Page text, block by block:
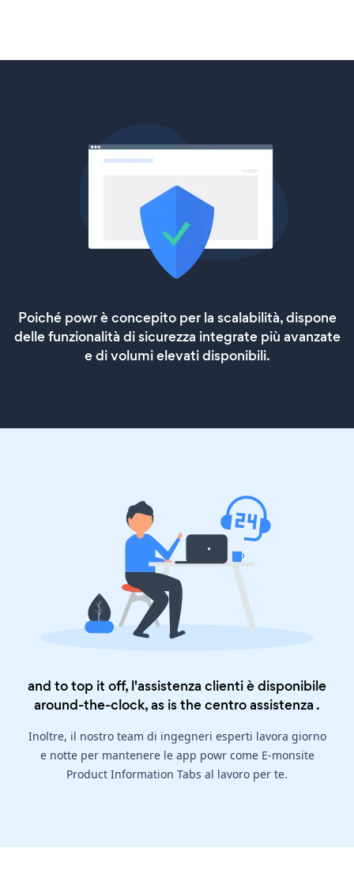
Poiché powr è concepito per la scalabilità, dispone
delle funzionalità di sicurezza integrate più avanzate
e di volumi elevati disponibili.
and to top it off, l'assistenza clienti è disponibile
around-the-clock, as is thecentro assistenza .
Inoltre, il nostro team di ingegneri esperti lavora giorno
e notte per mantenere le app powr come E-monsite
Product Information Tabs al lavoro per te.